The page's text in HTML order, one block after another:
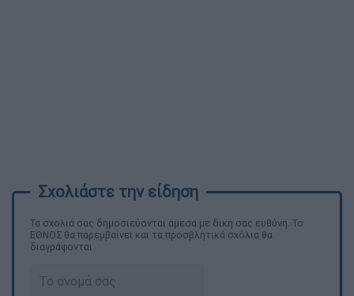
Τα σχολιά σας δημοσιεύονται άμεσα με δική σας ευθύνη. Το
ΕΘΝΟΣ θα παρεμβαίνει και τα προσβλητικά σχόλια θα
διαγράφονται